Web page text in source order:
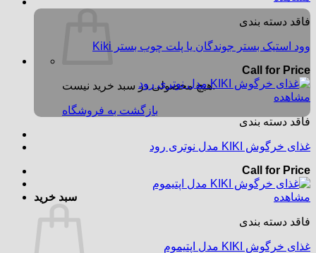
هیچ محصولی در سبد خرید نیست.
بازگشت به فروشگاه
سبد خرید
فاقد دسته بندی
وود استیک بستر جوندگان یا پلت چوب بستر Kiki
Call for Price
مشاهده
فاقد دسته بندی
غذای خرگوش KIKI مدل نوتری رود
Call for Price
مشاهده
فاقد دسته بندی
غذای خرگوش KIKI مدل اپتیموم